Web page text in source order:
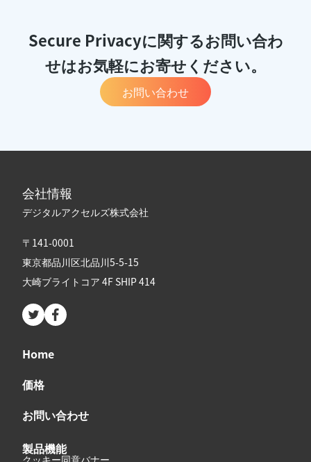
Secure Privacyに関するお問い合わ
せはお気軽にお寄せください。
お問い合わせ
会社情報
デジタルアクセルズ株式会社
〒141-0001
東京都品川区北品川5-5-15
大崎ブライトコア 4F SHIP 414
Twitter pageFacebook page
Home
価格
お問い合わせ
製品機能
クッキー同意バナー